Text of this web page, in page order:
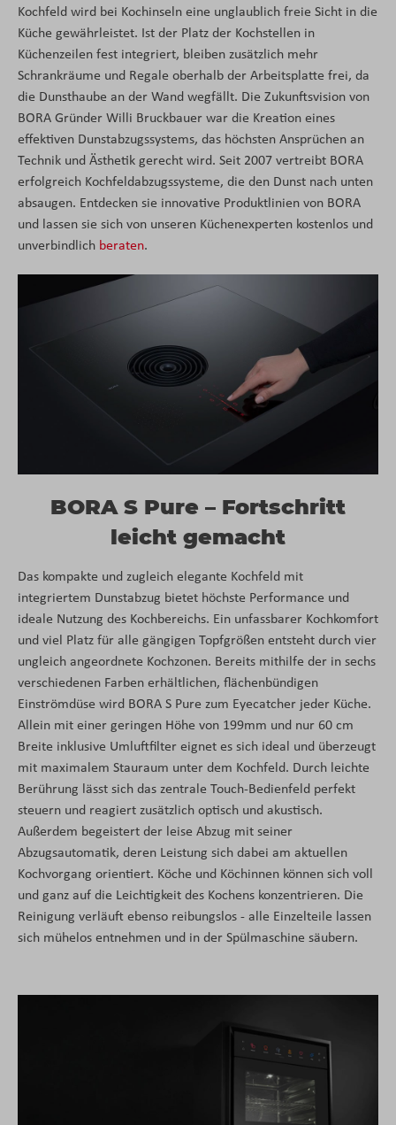
Kochfeld wird bei Kochinseln eine unglaublich freie Sicht in die
Küche gewährleistet. Ist der Platz der Kochstellen in
Küchenzeilen fest integriert, bleiben zusätzlich mehr
Schrankräume und Regale oberhalb der Arbeitsplatte frei, da
die Dunsthaube an der Wand wegfällt. Die Zukunftsvision von
BORA Gründer Willi Bruckbauer war die Kreation eines
effektiven Dunstabzugssystems, das höchsten Ansprüchen an
Technik und Ästhetik gerecht wird. Seit 2007 vertreibt BORA
erfolgreich Kochfeldabzugssysteme, die den Dunst nach unten
absaugen. Entdecken sie innovative Produktlinien von BORA
und lassen sie sich von unseren Küchenexperten kostenlos und
unverbindlich beraten.
BORA S Pure – Fortschritt
leicht gemacht
Das kompakte und zugleich elegante Kochfeld mit
integriertem Dunstabzug bietet höchste Performance und
ideale Nutzung des Kochbereichs. Ein unfassbarer Kochkomfort
und viel Platz für alle gängigen Topfgrößen entsteht durch vier
ungleich angeordnete Kochzonen. Bereits mithilfe der in sechs
verschiedenen Farben erhältlichen, flächenbündigen
Einströmdüse wird BORA S Pure zum Eyecatcher jeder Küche.
Allein mit einer geringen Höhe von 199mm und nur 60 cm
Breite inklusive Umluftfilter eignet es sich ideal und überzeugt
mit maximalem Stauraum unter dem Kochfeld. Durch leichte
Berührung lässt sich das zentrale Touch-Bedienfeld perfekt
steuern und reagiert zusätzlich optisch und akustisch.
Außerdem begeistert der leise Abzug mit seiner
Abzugsautomatik, deren Leistung sich dabei am aktuellen
Kochvorgang orientiert. Köche und Köchinnen können sich voll
und ganz auf die Leichtigkeit des Kochens konzentrieren. Die
Reinigung verläuft ebenso reibungslos - alle Einzelteile lassen
sich mühelos entnehmen und in der Spülmaschine säubern.